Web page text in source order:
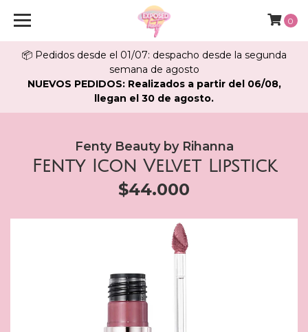
📦 Pedidos desde el 01/07: despacho desde la segunda
semana de agosto
NUEVOS PEDIDOS: Realizados a partir del 06/08,
llegan el 30 de agosto.
0
Fenty Beauty by Rihanna
Fenty Icon Velvet Lipstick
$44.000